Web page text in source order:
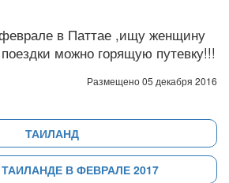
в Паттае ,ищу женщину
можно горящую путевку!!!
Размещено 05 декабря 2016
ТАИЛАНД
В ФЕВРАЛЕ 2017